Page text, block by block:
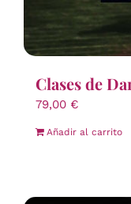
Clases de
79,00 €
Añadir al carrito